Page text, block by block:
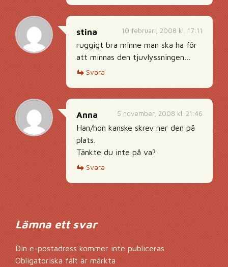
10 februari, 2008 kl. 17:11
stina
ruggigt bra minne man ska ha för
att minnas den tjuvlyssningen…
Svara
5 november, 2008 kl. 21:46
Anna
Han/hon kanske skrev ner den på
plats.
Tänkte du inte på va?
Svara
Lämna ett svar
Din e-postadress kommer inte publiceras.
Obligatoriska fält är märkta*